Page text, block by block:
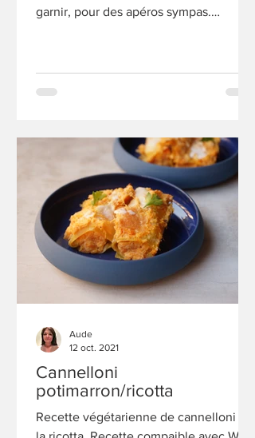
garnir, pour des apéros sympas.
Cannelloni
potimarron/ricotta
Recette végétarienne de cannelloni à
Aude
12 oct. 2021